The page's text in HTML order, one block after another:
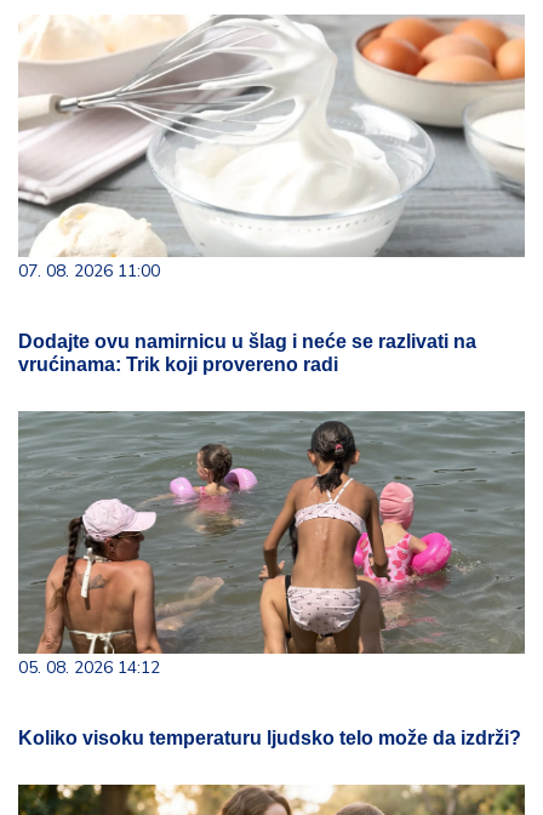
07. 08. 2026 11:00
Dodajte ovu namirnicu u šlag i neće se razlivati na
vrućinama: Trik koji provereno radi
05. 08. 2026 14:12
Koliko visoku temperaturu ljudsko telo može da izdrži?